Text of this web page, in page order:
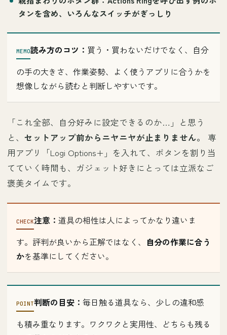
タンを含め、いろんなスイッチがぎっしり
読み方のコツ： 買う・買わないだけでなく、自分
の手の大きさ、作業姿勢、よく使うアプリに合うかを
想像しながら読むと判断しやすいです。
「これ全部、自分好みに設定できるのか…」と思う
と、 セットアップ前からニヤニヤが止まりません。
専
用アプリ「Logi Options+」を入れて、ボタンを割り当
てていく時間も、ガジェット好きにとっては立派なご
褒美タイムです。
注意： 道具の相性は人によってかなり違いま
す。評判が良いから正解ではなく、 自分の作業に合う
かを基準にしてください。
判断の目安： 毎日触る道具なら、少しの違和感
も積み重なります。ワクワクと実用性、どちらも残る